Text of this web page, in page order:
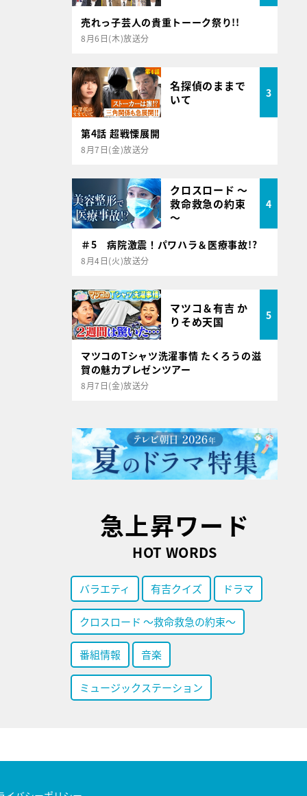
売れっ子芸人の貴重トーーク祭り!!
8月6日(木)放送分
名探偵のままで
いて
3
第4話 超戦慄展開
8月7日(金)放送分
クロスロード ～
救命救急の約束
～
4
＃5 病院激震！パワハラ＆医療事故!?
8月4日(火)放送分
マツコ＆有吉 か
りそめ天国
5
マツコのTシャツ洗濯事情 たくろうの滋
賀の魅力プレゼンツアー
8月7日(金)放送分
急上昇ワード
HOT WORDS
バラエティ 有吉クイズ ドラマ
クロスロード ～救命救急の約束～
番組情報 音楽
ミュージックステーション